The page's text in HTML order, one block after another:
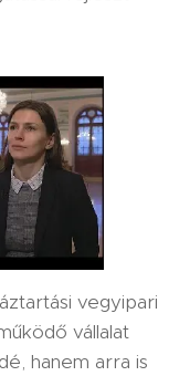
vegyipari
vállalat
hanem arra is